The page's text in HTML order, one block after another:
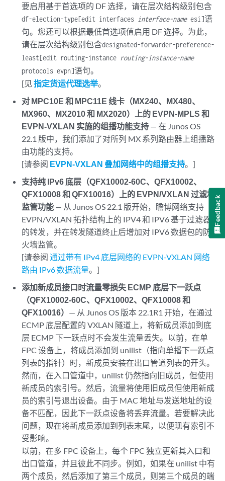
要启用基于首选项的 DF 选择，请在层次结构级别包含
df-election-type[edit interfaces interface-nameesi]语
句。您还可以根据最低首选项值启用 DF 选择。为此，
请在层次结构级别包含designated-forwarder-preference-
least[edit routing-instance routing-instance-name
protocols evpn]语句。
[见指定货运代理选举。
对 MPC10E 和 MPC11E 线卡（MX240、MX480、
MX960、MX2010 和 MX2020）上的 EVPN-MPLS 和
EVPN-VXLAN 实施的组播功能支持 — 在 Junos OS
22.1 版中，我们添加了对所列 MX 系列路由器上组播路
由功能的支持。
[请参阅 EVPN-VXLAN 叠加网络中的组播支持。]
支持纯 IPv6 底层（QFX10002-60C、QFX10002、
QFX10008 和 QFX10016）上的 EVPN/VXLAN 过滤和
监管功能 — 从 Junos OS 22.1 版开始，瞻博网络支持
EVPN/VXLAN 拓扑结构上的 IPV4 和 IPV6 基于过滤器
的转发，并在转发隧道终止后增加对 IPV6 数据包的防
火墙监管。
[请参阅通过带有 IPv4 底层网络的 EVPN-VXLAN 网络
路由 IPv6 数据流量。]
添加新成员接口时流量零损失 ECMP 底层下一跃点
（QFX10002-60C、QFX10002、QFX10008 和
QFX10016） — 从 Junos OS 版本 22.1R1 开始，在通过
ECMP 底层配置的 VXLAN 隧道上，将新成员添加到底
层 ECMP 下一跃点时不会发生流量丢失。以前，在单
FPC 设备上，将成员添加到 unilist（指向单播下一跃点
列表的指针）时，新成员安装在出口管道列表的开头。
然而，在入口管道中，unilist 仍然指向旧成员，但使用
新成员的索引号。然后，流量将使用旧成员但使用新成
员的索引号退出设备。由于 MAC 地址与发送地址的设
备不匹配，因此下一跃点设备将丢弃流量。若要解决此
问题，现在将新成员添加到列表末尾，以便现有索引不
受影响。
以前，在多 FPC 设备上，每个 FPC 独立更新其入口和
出口管道，并且彼此不同步。例如，如果在 unilist 中有
两个成员，然后添加了第三个成员，则第三个成员的端
Feedback